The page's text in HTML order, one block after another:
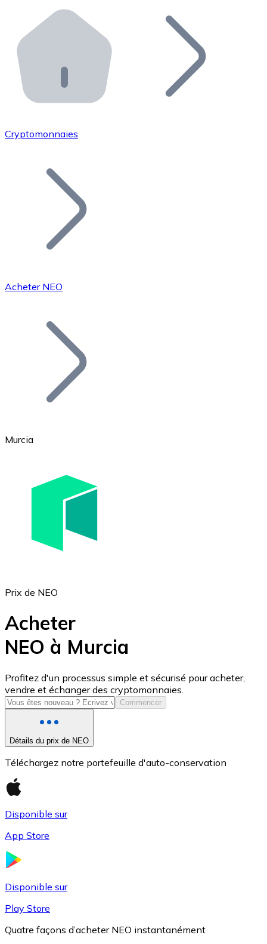
Distributeurs automatiques Bitnovo
Intégrez un ATM Bitnovo dans votre entreprise et
API Bitnovo
Intégrez notre API dans votre écosystème.
Rejoignez notre réseau de distributeurs et
Ajoutez le token de votre projet à notre service
Bitcoin
Ethereum
USD Coin
USDC
Cryptomonnaies
Acheter NEO
Murcia
Prix de NEO
Acheter
NEO à Murcia
Profitez d'un processus simple et sécurisé pour acheter,
vendre et échanger des cryptomonnaies.
Commencer
Détails du prix de NEO
Téléchargez notre portefeuille d'auto-conservation
Disponible sur
App Store
Disponible sur
Play Store
Quatre façons d’acheter NEO instantanément